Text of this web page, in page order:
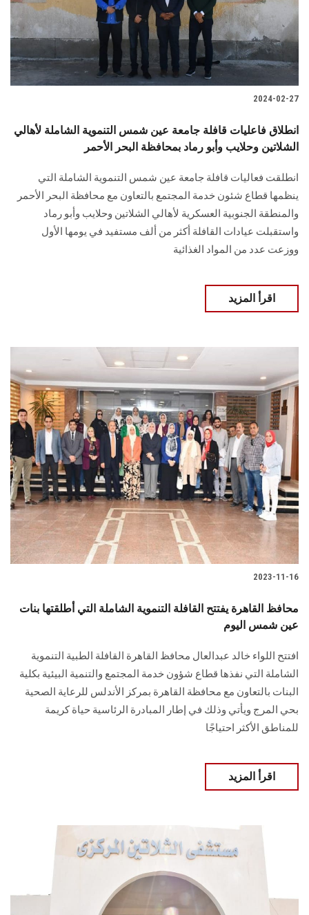
هيئة التدريس
الدراسات العليا
الزائـرون
سجل الان
2024-02-27
انطلاق فاعليات قافلة جامعة عين شمس التنموية الشاملة لأهالي
الشلاتين وحلايب وأبو رماد بمحافظة البحر الأحمر
انطلقت فعاليات قافلة جامعة عين شمس التنموية الشاملة التي
ينظمها قطاع شئون خدمة المجتمع بالتعاون مع محافظة البحر الأحمر
والمنطقة الجنوبية العسكرية لأهالي الشلاتين ‏وحلايب وأبو رماد‏
واستقبلت عيادات القافلة أكثر من ألف مستفيد في يومها الأول
‏ووزعت عدد من المواد الغذائية ‏
اقرأ المزيد
2023-11-16
محافظ القاهرة يفتتح القافلة التنموية الشاملة التي أطلقتها بنات
عين شمس اليوم
افتتح اللواء خالد عبدالعال محافظ القاهرة القافلة الطبية التنموية
الشاملة التي نفذها قطاع شؤون خدمة المجتمع والتنمية البيئية بكلية
البنات بالتعاون مع محافظة القاهرة بمركز الأندلس للرعاية الصحية
بحي المرج ويأتي وذلك في إطار المبادرة الرئاسية حياة كريمة
للمناطق الأكثر احتياجًا
اقرأ المزيد